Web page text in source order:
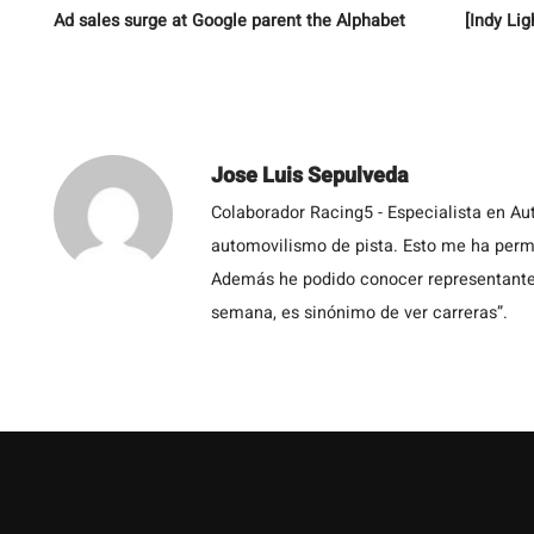
Ad sales surge at Google parent the Alphabet [Indy
Jose Luis Sepulveda
Colaborador Racing5 - Especialista en
automovilismo de pista. Esto me ha
Además he podido conocer
semana, es sinónimo de ver carreras”.